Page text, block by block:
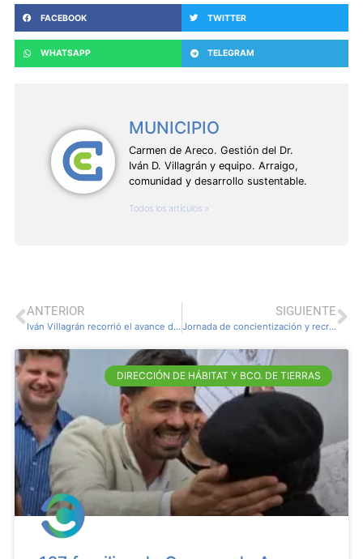
FACEBOOK TWITTER
WHATSAPP TELEGRAM
MUNICIPIO
Carmen de Areco. Gestión del Dr.
Iván D. Villagrán y equipo. Arraigo,
comunidad y desarrollo sustentable.
Todos los artículos »
ANTERIOR
Iván Villagrán recorrió el avance de obras en Carmen de Areco
SIGUIENTE
Jornada de concientización y recreativa por el Día del Animal
DIRECCIÓN DE HÁBITAT Y BCO. DE TIERRAS